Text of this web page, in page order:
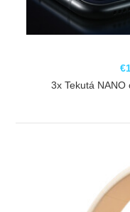
3x Tekutá NANO